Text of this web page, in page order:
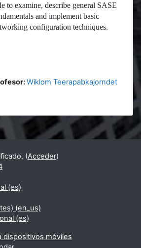
to examine, describe general SASE
and implement basic
configuration techniques.
Wiklom Teerapabkajorndet
(Acceder)
‎(es)‎
‎(en_us)‎
‎(es)‎
dispositivos móviles